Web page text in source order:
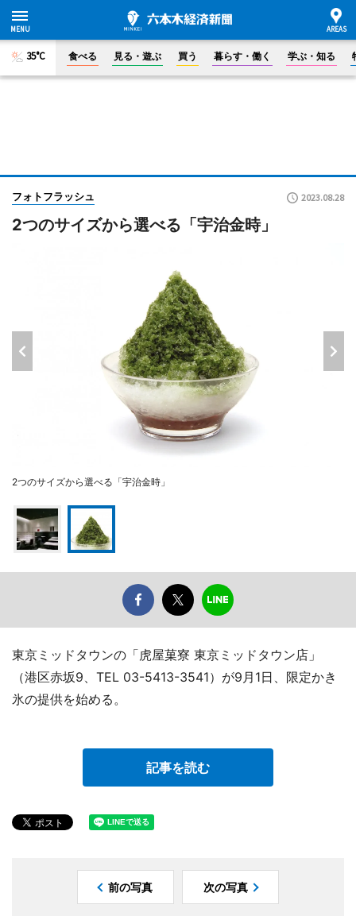
35°C 食べる 見る・遊ぶ 買う 暮らす・働く 学ぶ・知る
フォトフラッシュ 2023.08.28
2つのサイズから選べる「宇治金時」
2つのサイズから選べる「宇治金時」
東京ミッドタウンの「虎屋菓寮 東京ミッドタウン店」
（港区赤坂9、TEL 03-5413-3541）が9月1日、限定かき
氷の提供を始める。
記事を読む
前の写真 次の写真